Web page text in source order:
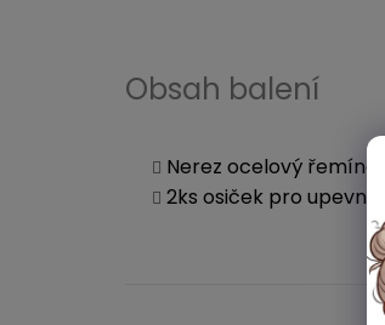
Obsah balení
Nerez ocelový řemínek
2ks osiček pro upevnění